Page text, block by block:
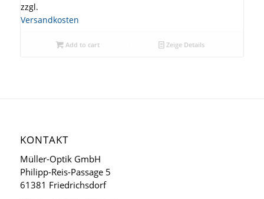
zzgl.
Versandkosten
Add to cart Zeige Details
KONTAKT
Müller-Optik GmbH
Philipp-Reis-Passage 5
61381 Friedrichsdorf